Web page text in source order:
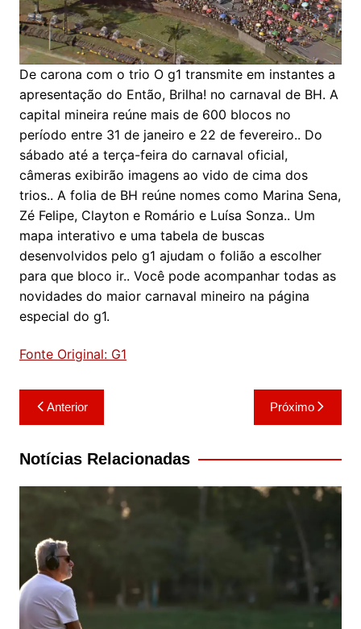
De carona com o trio O g1 transmite em instantes a
apresentação do Então, Brilha! no carnaval de BH. A
capital mineira reúne mais de 600 blocos no
período entre 31 de janeiro e 22 de fevereiro.. Do
sábado até a terça-feira do carnaval oficial,
câmeras exibirão imagens ao vido de cima dos
trios.. A folia de BH reúne nomes como Marina Sena,
Zé Felipe, Clayton e Romário e Luísa Sonza.. Um
mapa interativo e uma tabela de buscas
desenvolvidos pelo g1 ajudam o folião a escolher
para que bloco ir.. Você pode acompanhar todas as
novidades do maior carnaval mineiro na página
especial do g1.
Fonte Original: G1
Navegação
de
Post
Anterior Próximo
Notícias Relacionadas